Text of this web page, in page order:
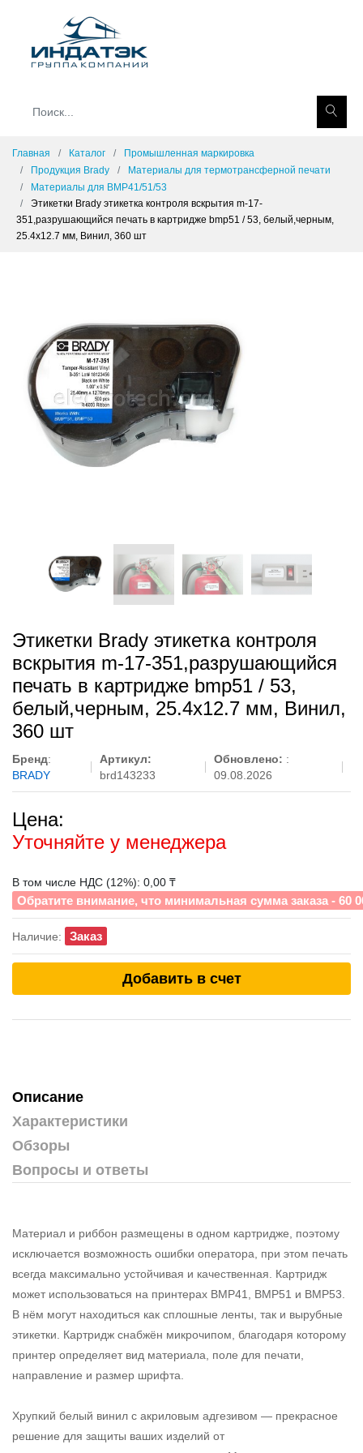
Главная Каталог
Промышленная маркировка
Продукция Brady
Материалы для термотрансферной печати
Материалы для BMP41/51/53
Этикетки Brady этикетка контроля вскрытия m-17-
351,разрушающийся печать в картридже bmp51 / 53, белый,черным,
25.4x12.7 мм, Винил, 360 шт
Этикетки Brady этикетка контроля
вскрытия m-17-351,разрушающийся
печать в картридже bmp51 / 53,
белый,черным, 25.4x12.7 мм, Винил,
360 шт
Бренд:
BRADY
Артикул:
brd143233
Обновлено: :
09.08.2026
Цена:
Уточняйте у менеджера
В том числе НДС (12%): 0,00 ₸
Обратите внимание, что минимальная сумма заказа - 60
Наличие: Заказ
Добавить в счет
Описание
Характеристики
Обзоры
Вопросы и ответы
Материал и риббон размещены в одном картридже, поэтому
исключается возможность ошибки оператора, при этом печать
всегда максимально устойчивая и качественная. Картридж
может использоваться на принтерах BMP41, BMP51 и BMP53.
В нём могут находиться как сплошные ленты, так и вырубные
этикетки. Картридж снабжён микрочипом, благодаря которому
принтер определяет вид материала, поле для печати,
направление и размер шрифта.
Хрупкий белый винил с акриловым адгезивом — прекрасное
решение для защиты ваших изделий от